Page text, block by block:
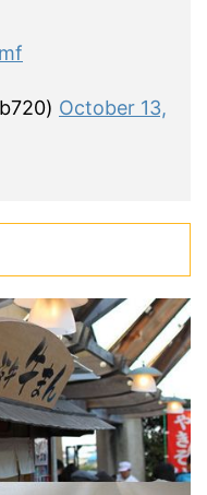
October 13,